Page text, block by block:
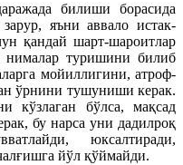
билиши борасида
яъни аввало истак-
қандай шарт-шароитлар
нималар туришини билиб
мойиллигини, атроф-
ўрнини тушуниши керак.
бўлса, мақсад
бу нарса уни дадилроқ
юксалтиради,
йўл қўймайди.